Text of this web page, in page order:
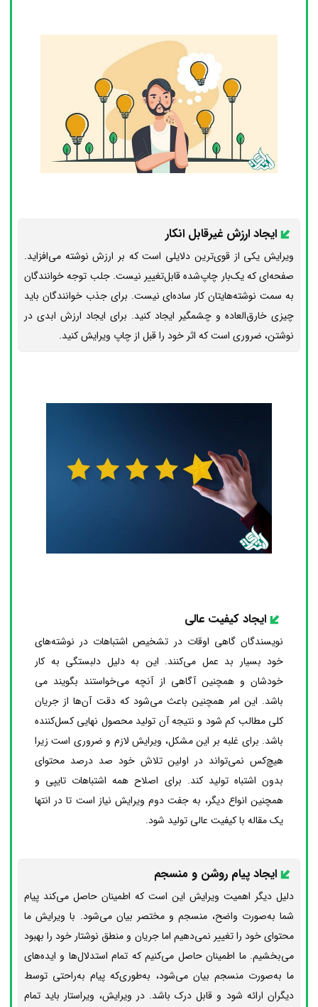
ایجاد ارزش غیرقابل‌ انکار
ویرایش یکی از قوی‌ترین دلایلی است که بر ارزش نوشته می‌افزاید.
صفحه‌ای که یک‌بار چاپ‌شده قابل‌تغییر نیست. جلب‌ توجه خوانندگان
به سمت نوشته‌هایتان کار ساده‌ای نیست. برای جذب خوانندگان باید
چیزی خارق‌العاده و چشمگیر ایجاد کنید. برای ایجاد ارزش ابدی در
نوشتن، ضروری است که اثر خود را قبل از چاپ ویرایش کنید.
ایجاد کیفیت عالی
نویسندگان گاهی اوقات در تشخیص اشتباهات در نوشته‌های
خود بسیار بد عمل می‌کنند. این به دلیل دلبستگی به کار
خودشان و همچنین آگاهی از آنچه می‌خواستند بگویند می
باشد. این امر همچنین باعث می‌شود که دقت آن‌ها از جریان
کلی مطالب کم شود و نتیجه آن تولید محصول نهایی کسل‌کننده
باشد. برای غلبه بر این مشکل، ویرایش لازم و ضروری است زیرا
هیچ‌کس نمی‌تواند در اولین تلاش خود صد درصد محتوای
بدون اشتباه تولید کند. برای اصلاح همه اشتباهات تایپی و
همچنین انواع دیگر، به جفت دوم ویرایش نیاز است تا در انتها
یک مقاله با کیفیت عالی تولید شود.
ایجاد پیام روشن و منسجم
دلیل دیگر اهمیت ویرایش این است که اطمینان حاصل می‌کند پیام
شما به‌صورت واضح، منسجم و مختصر بیان می‌شود. با ویرایش ما
محتوای خود را تغییر نمی‌دهیم اما جریان و منطق نوشتار خود را بهبود
می‌بخشیم. ما اطمینان حاصل می‌کنیم که تمام استدلال‌ها و ایده‌های
ما به‌صورت منسجم بیان می‌شود، به‌طوری‌که پیام به‌راحتی توسط
دیگران ارائه شود و قابل‌ درک باشد. در ویرایش، ویراستار باید تمام